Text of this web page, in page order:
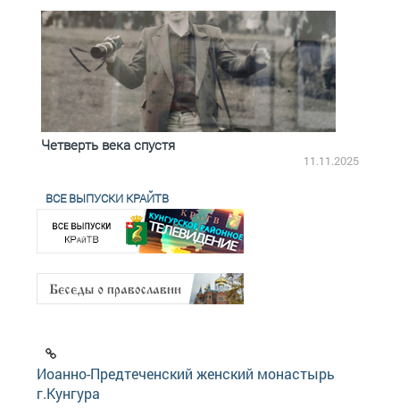
Четверть века спустя
11.11.2025
ВСЕ ВЫПУСКИ КРАЙТВ
Иоанно-Предтеченский женский монастырь
г.Кунгура